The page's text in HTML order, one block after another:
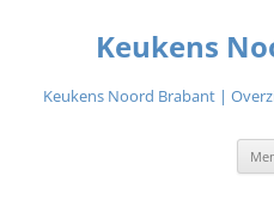
Keukens
Keukens Noord Brabant |